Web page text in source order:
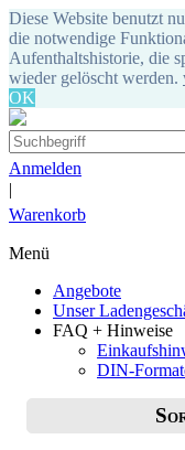
Diese Website benutzt
die notwendige
Aufenthaltshistorie, die
wieder gelöscht werden.
OK
Anmelden
|
Warenkorb
Menü
Angebote
Unser
FAQ + Hinweise
DIN-